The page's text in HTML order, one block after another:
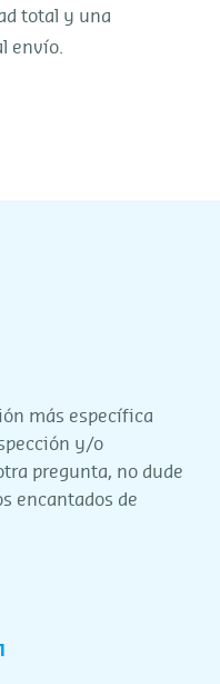
total y una
envío.
más específica
y/o
pregunta, no dude
encantados de